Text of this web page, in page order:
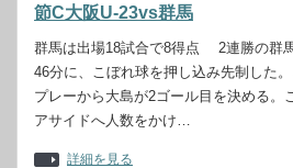
節C大阪U-23vs群馬
群馬は出場18試合で8得点 2連勝の群
46分に、こぼれ球を押し込み先制した
プレーから大島が2ゴール目を決める。
アサイドへ人数をかけ…
詳細を見る